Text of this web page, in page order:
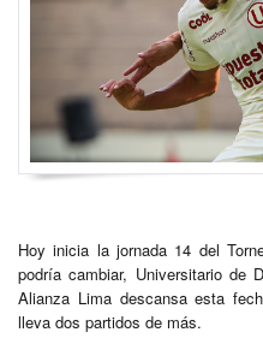
Hoy inicia la jornada 14 del
podría cambiar, Universitario de
Alianza Lima descansa esta
lleva dos partidos de más.